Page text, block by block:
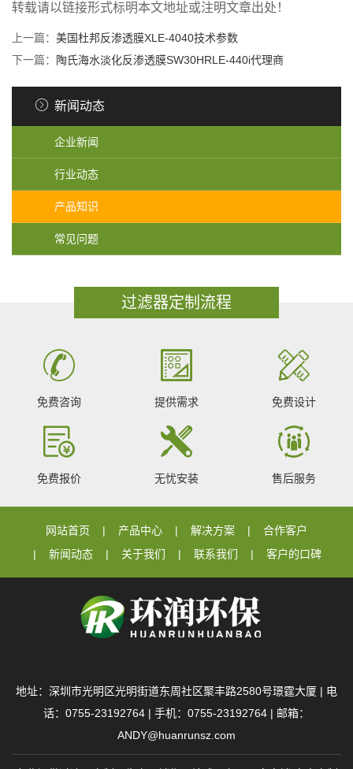
转载请以链接形式标明本文地址或注明文章出处！
上一篇： 美国杜邦反渗透膜XLE-4040技术参数
下一篇：
陶氏海水淡化反渗透膜SW30HRLE-440i代理商
新闻动态
企业新闻
行业动态
产品知识
常见问题
过滤器定制流程
免费咨询 提供需求 免费设计
免费报价 无忧安装 售后服务
网站首页 产品中心 解决方案
合作客户
新闻动态
关于我们 联系我们 客户的口碑
地址：深圳市光明区光明街道东周社区聚丰路2580号璟霆大厦 | 电
话：0755-23192764 | 手机：0755-23192764 | 邮箱：
ANDY@huanrunsz.com